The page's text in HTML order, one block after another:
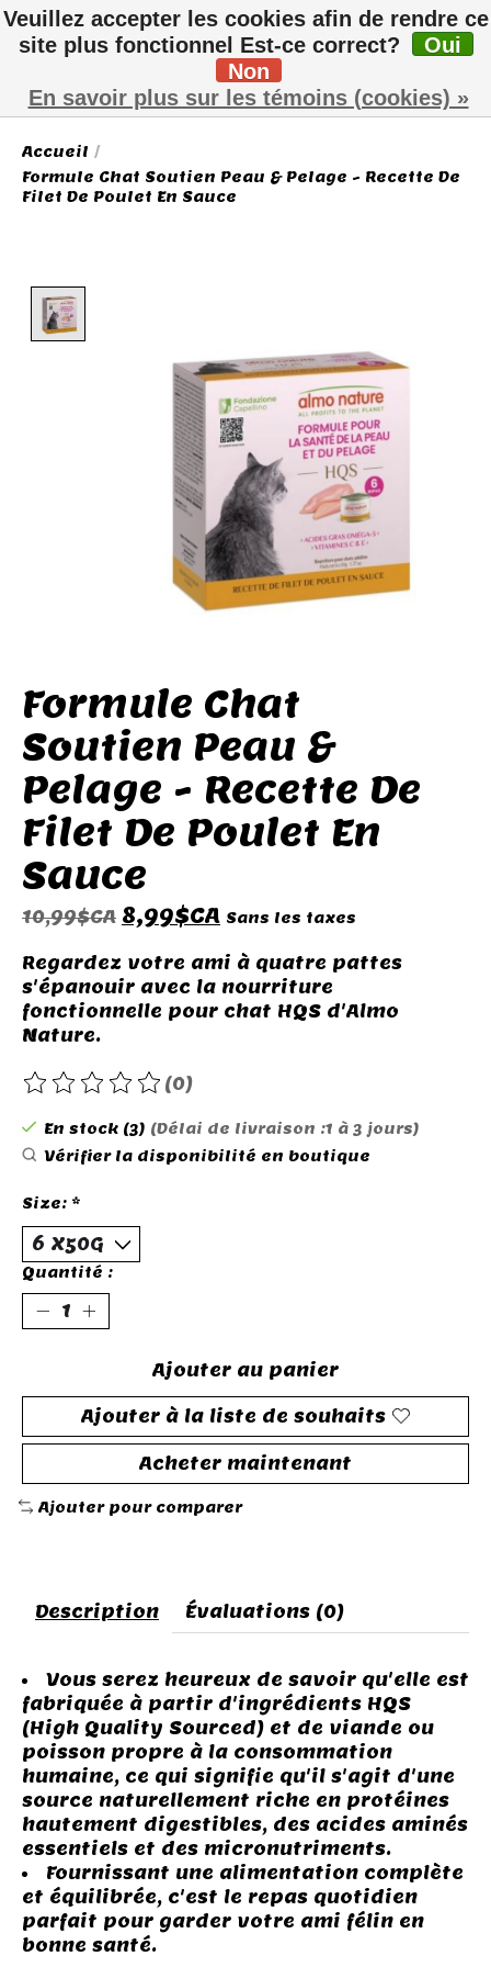
Liste de
Panier
Accueil /
Formule Chat Soutien Peau & Pelage - Recette De
Filet De Poulet En Sauce
Formule Chat
Soutien Peau &
Pelage - Recette De
Filet De Poulet En
Sauce
10,99$CA 8,99$CA Sans les taxes
Regardez votre ami à quatre pattes
s'épanouir avec la nourriture
fonctionnelle pour chat HQS d'Almo
Nature.
Ce produit est évalué à
(0)
En stock (3) (Délai de livraison :1 à 3 jours)
Vérifier la disponibilité en boutique
Size: *
Quantité :
Ajouter au panier
Ajouter à la liste de souhaits
Acheter maintenant
Ajouter pour comparer
Description Évaluations (0)
Vous serez heureux de savoir qu'elle est
fabriquée à partir d'ingrédients HQS
(High Quality Sourced) et de viande ou
poisson propre à la consommation
humaine, ce qui signifie qu'il s'agit d'une
source naturellement riche en protéines
hautement digestibles, des acides aminés
essentiels et des micronutriments.
Fournissant une alimentation complète
et équilibrée, c'est le repas quotidien
parfait pour garder votre ami félin en
bonne santé.
Veuillez accepter les cookies afin de rendre ce
site plus fonctionnel Est-ce correct?
Oui
Non
En savoir plus sur les témoins (cookies) »